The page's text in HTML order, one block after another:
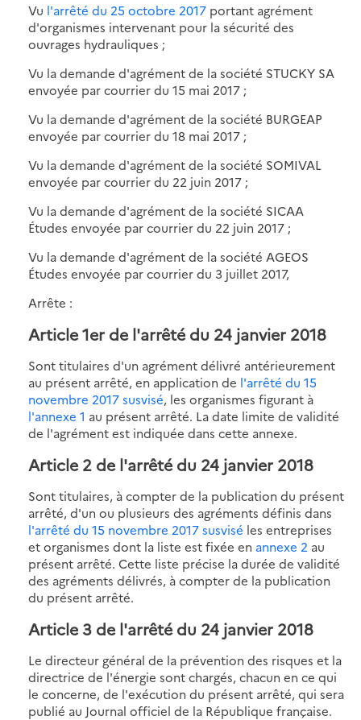
Vu l'arrêté du 25 octobre 2017 portant agrément
d'organismes intervenant pour la sécurité des
ouvrages hydrauliques ;
Vu la demande d'agrément de la société STUCKY SA
envoyée par courrier du 15 mai 2017 ;
Vu la demande d'agrément de la société BURGEAP
envoyée par courrier du 18 mai 2017 ;
Vu la demande d'agrément de la société SOMIVAL
envoyée par courrier du 22 juin 2017 ;
Vu la demande d'agrément de la société SICAA
Études envoyée par courrier du 22 juin 2017 ;
Vu la demande d'agrément de la société AGEOS
Études envoyée par courrier du 3 juillet 2017,
Arrête :
Article 1er de l'arrêté du 24 janvier 2018
Sont titulaires d'un agrément délivré antérieurement
au présent arrêté, en application de l'arrêté du 15
novembre 2017 susvisé, les organismes figurant à
l'annexe 1 au présent arrêté. La date limite de validité
de l'agrément est indiquée dans cette annexe.
Article 2 de l'arrêté du 24 janvier 2018
Sont titulaires, à compter de la publication du présent
arrêté, d'un ou plusieurs des agréments définis dans
l'arrêté du 15 novembre 2017 susvisé les entreprises
et organismes dont la liste est fixée en annexe 2 au
présent arrêté. Cette liste précise la durée de validité
des agréments délivrés, à compter de la publication
du présent arrêté.
Article 3 de l'arrêté du 24 janvier 2018
Le directeur général de la prévention des risques et la
directrice de l'énergie sont chargés, chacun en ce qui
le concerne, de l'exécution du présent arrêté, qui sera
publié au Journal officiel de la République française.